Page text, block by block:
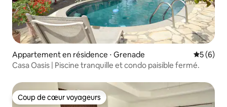
Appartement en résidence ⋅ Grenade
5 (6)
Casa Oasis | Piscine tranquille et condo paisible fermé.
Coup de cœur voyageurs
Coup de cœur voyageurs